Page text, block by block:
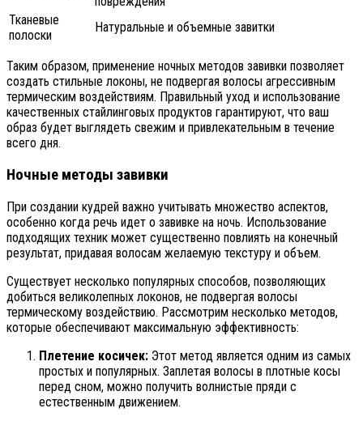
Тканевые
полоски
Натуральные и объемные завитки
Таким образом, применение ночных методов завивки позволяет
создать стильные локоны, не подвергая волосы агрессивным
термическим воздействиям. Правильный уход и использование
качественных стайлинговых продуктов гарантируют, что ваш
образ будет выглядеть свежим и привлекательным в течение
всего дня.
Ночные методы завивки
При создании кудрей важно учитывать множество аспектов,
особенно когда речь идет о завивке на ночь. Использование
подходящих техник может существенно повлиять на конечный
результат, придавая волосам желаемую текстуру и объем.
Существует несколько популярных способов, позволяющих
добиться великолепных локонов, не подвергая волосы
термическому воздействию. Рассмотрим несколько методов,
которые обеспечивают максимальную эффективность:
Плетение косичек: Этот метод является одним из самых
простых и популярных. Заплетая волосы в плотные косы
перед сном, можно получить волнистые пряди с
естественным движением.